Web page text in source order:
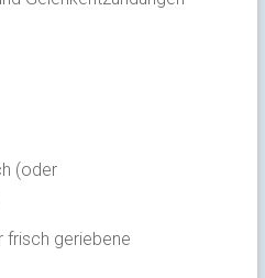
(oder
frisch geriebene